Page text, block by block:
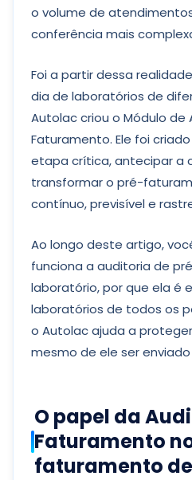
o volume de
conferência mais
Foi a partir dessa
dia de laboratórios de
Autolac criou o Módulo de
Faturamento. Ele foi
etapa crítica, antecipar a
transformar o pré-
contínuo, previsível e
Ao longo deste artigo,
funciona a auditoria de
laboratório, por que ela é
laboratórios de todos os
o Autolac ajuda a
mesmo de ele ser
O papel da
Faturamento
faturamento